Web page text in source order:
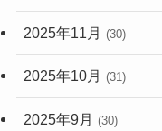
2025年11月 (30)
2025年10月 (31)
2025年9月 (30)